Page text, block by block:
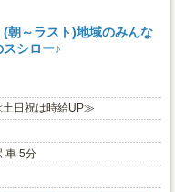
(朝～ラスト)地域のみんな
シロー♪
日祝は時給UP≫
車 5分